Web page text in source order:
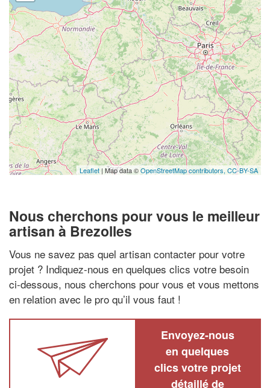
Leaflet | Map data ©OpenStreetMap contributors, CC-BY-SA
Nous cherchons pour vous le meilleur
artisan à Brezolles
Vous ne savez pas quel artisan contacter pour votre
projet ? Indiquez-nous en quelques clics votre besoin
ci-dessous, nous cherchons pour vous et vous mettons
en relation avec le pro qu’il vous faut !
Envoyez-nous
en quelques
clics votre projet
détaillé de